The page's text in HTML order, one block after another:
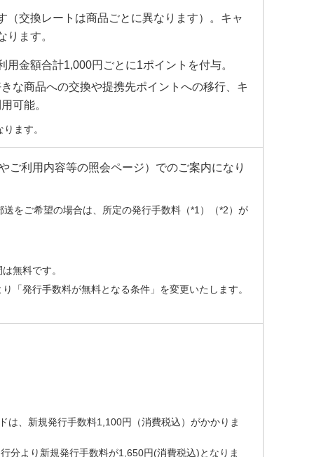
（交換レートは商品ごとに異なります）。キャ
ります。
用金額合計1,000円ごとに1ポイントを付与。
な商品への交換や提携先ポイントへの移行、キ
可能。
ます。
ご利用内容等の照会ページ）でのご案内になり
送をご希望の場合は、所定の発行手数料（*1）（*2）が
無料です。
「発行手数料が無料となる条件」を変更いたします。
は、新規発行手数料1,100円（消費税込）がかかりま
分より新規発行手数料が1,650円(消費税込)となりま